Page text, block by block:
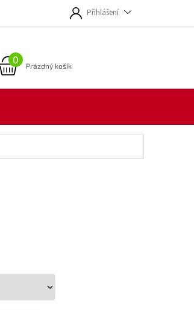
Přihlášení
NÁKUPNÍ
Prázdný košík